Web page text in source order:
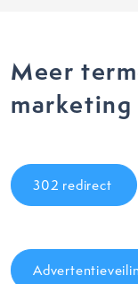
Meer
marketing
302 redirect